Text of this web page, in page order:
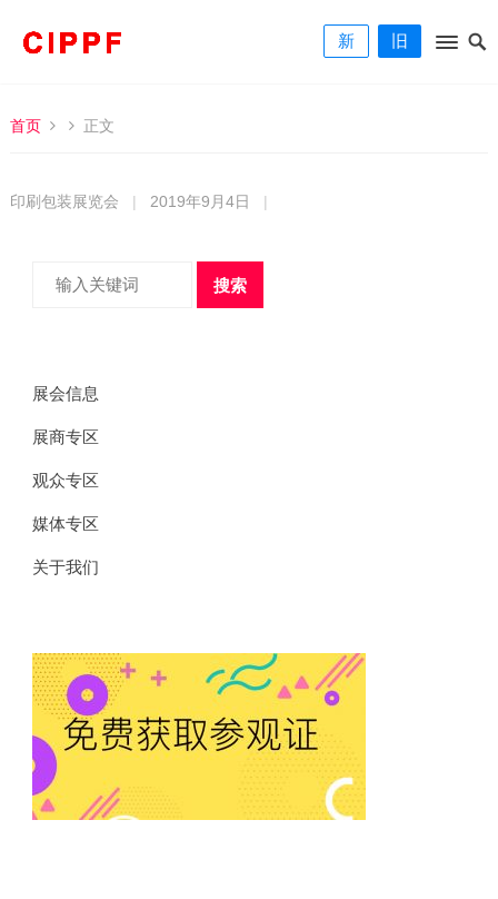
新 旧
首页 正文
印刷包装展览会 2019年9月4日
搜索
展会信息
展商专区
观众专区
媒体专区
关于我们